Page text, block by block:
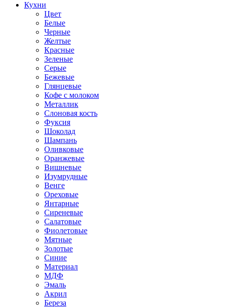
Кухни
Цвет
Белые
Черные
Желтые
Красные
Зеленые
Серые
Бежевые
Глянцевые
Кофе с молоком
Металлик
Слоновая кость
Фуксия
Шоколад
Шампань
Оливковые
Оранжевые
Вишневые
Изумрудные
Венге
Ореховые
Янтарные
Сиреневые
Салатовые
Фиолетовые
Мятные
Золотые
Синие
Материал
МДФ
Эмаль
Акрил
Береза